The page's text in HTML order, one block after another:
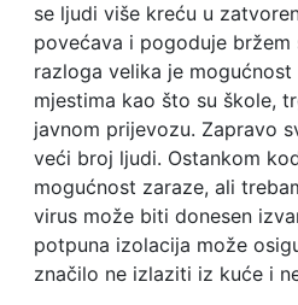
se ljudi više kreću u
povećava i pogoduje bržem
razloga velika je mogućnost
mjestima kao što su škole,
javnom prijevozu. Zapravo
veći broj ljudi. Ostankom
mogućnost zaraze, ali
virus može biti donesen
potpuna izolacija može
značilo ne izlaziti iz kuće i